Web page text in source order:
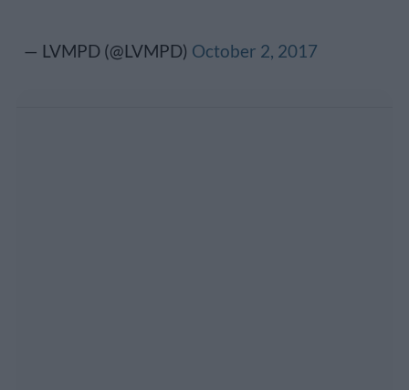
— LVMPD (@LVMPD) October 2, 2017